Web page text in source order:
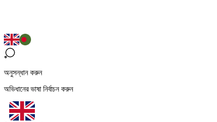
অনুসন্ধান করুন
অভিধানের ভাষা নির্বাচন করুন